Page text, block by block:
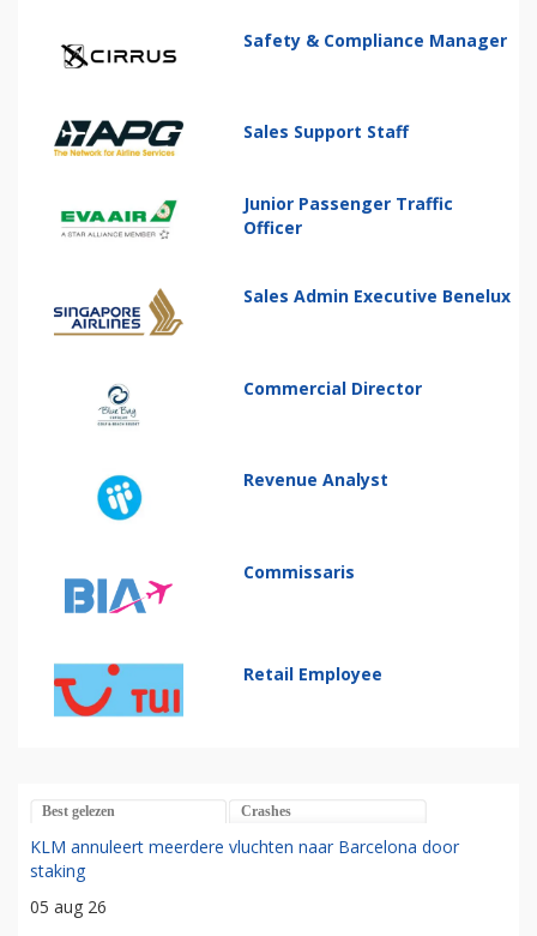
Safety & Compliance Manager
Sales Support Staff
Junior Passenger Traffic
Officer
Sales Admin Executive Benelux
Commercial Director
Revenue Analyst
Commissaris
Retail Employee
Best gelezen Crashes
KLM annuleert meerdere vluchten naar Barcelona door
staking
05 aug 26